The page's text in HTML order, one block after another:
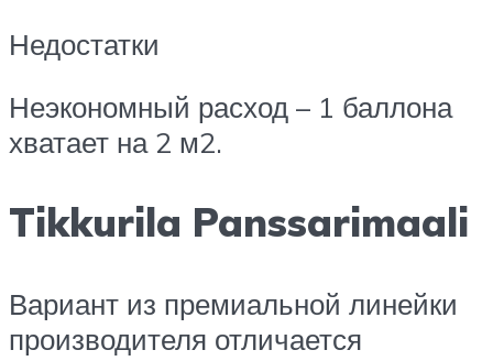
Недостатки
Неэкономный расход – 1 баллона
хватает на 2 м2.
Tikkurila Panssarimaali
Вариант из премиальной линейки
производителя отличается